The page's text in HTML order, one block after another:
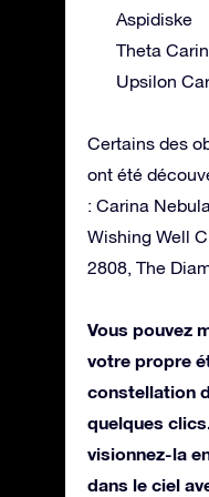
Aspidiske
Theta
Upsilon
Certains des
ont été
: Carina
Wishing Well
2808, The
Vous pouvez
votre propre
constellation
quelques
visionnez-la
dans le ciel